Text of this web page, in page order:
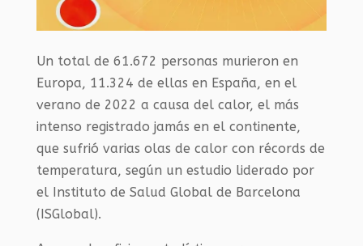
Un total de 61.672 personas murieron en
Europa, 11.324 de ellas en España, en el
verano de 2022 a causa del calor, el más
intenso registrado jamás en el continente,
que sufrió varias olas de calor con récords de
temperatura, según un estudio liderado por
el Instituto de Salud Global de Barcelona
(ISGlobal).